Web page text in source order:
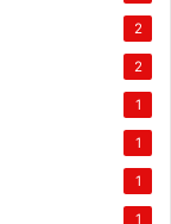
2
2
1
1
1
1